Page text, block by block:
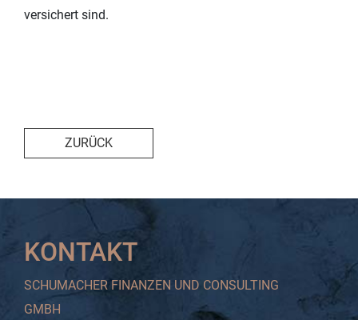
versichert sind.
ZURÜCK
KONTAKT
SCHUMACHER FINANZEN UND CONSULTING
GMBH